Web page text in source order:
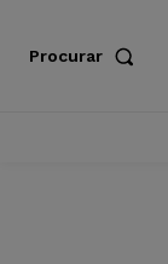
Procurar